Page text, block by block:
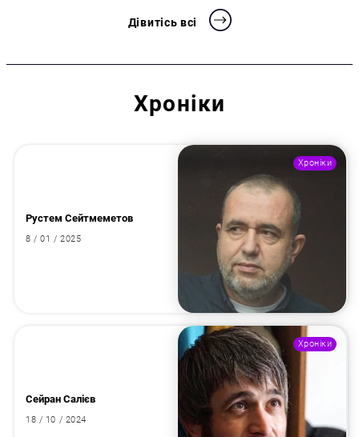
Дівитісь всі
Хроніки
Хроніки
Рустем Сейтмеметов
8 / 01 / 2025
Хроніки
Сейран Салієв
18 / 10 / 2024